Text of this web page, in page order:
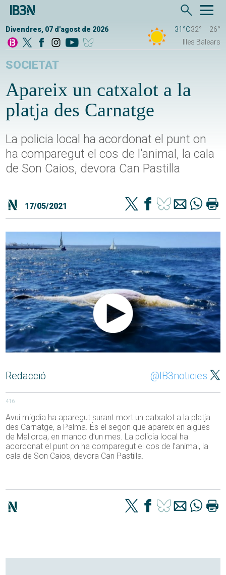
Divendres, 07 d'agost de 2026 31°C32°
26°
Illes Balears
SOCIETAT
Apareix un catxalot a la
platja des Carnatge
La policia local ha acordonat el punt on
ha comparegut el cos de l'animal, la cala
de Son Caios, devora Can Pastilla
17/05/2021
Redacció @IB3noticies
416
Avui migdia ha aparegut surant mort un catxalot a la platja
des Carnatge, a Palma. És el segon que apareix en aigües
de Mallorca, en manco d’un mes. La policia local ha
acordonat el punt on ha comparegut el cos de l’animal, la
cala de Son Caios, devora Can Pastilla.